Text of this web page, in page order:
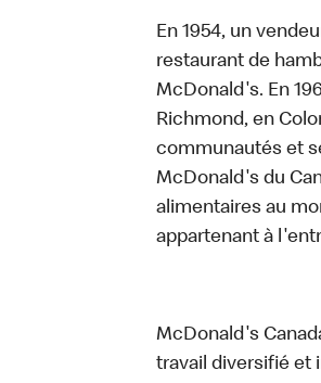
En 1954, un
restaurant de
McDonald's. En
Richmond, en
communautés et
McDonald's du
alimentaires au
appartenant à
McDonald's
travail diversifié et